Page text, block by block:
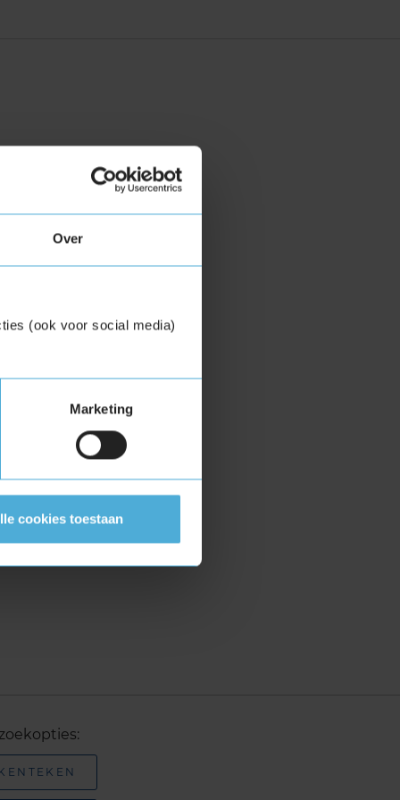
Over
(ook voor social media)
Marketing
cookies toestaan